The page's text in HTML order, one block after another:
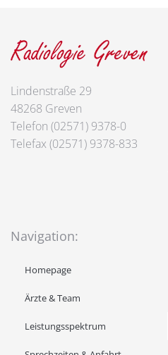
Lindenstraße 29
48268 Greven
Telefon (02571) 9378-0
Telefax (02571) 9378-833
Navigation:
Homepage
Ärzte & Team
Leistungsspektrum